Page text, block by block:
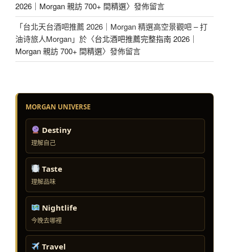
2026｜Morgan 親訪 700+ 間精選〉發佈留言
「台北天台酒吧推薦 2026｜Morgan 精選高空景觀吧 – 打
油诗旅人Morgan」於〈台北酒吧推薦完整指南 2026｜
Morgan 親訪 700+ 間精選〉發佈留言
MORGAN UNIVERSE
Destiny
理解自己
Taste
理解品味
Nightlife
今晚去哪裡
Travel